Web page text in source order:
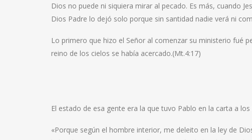
Dios no puede ni siquiera mirar al pecado. Es más, cuando
Dios Padre lo dejó solo porque sin santidad nadie verá ni
Lo primero que hizo el Señor al comenzar su ministerio fué
reino de los cielos se había acercado.(Mt.4:17)
El estado de esa gente era la que tuvo Pablo en la carta a
«Porque según el hombre interior, me deleito en la ley de